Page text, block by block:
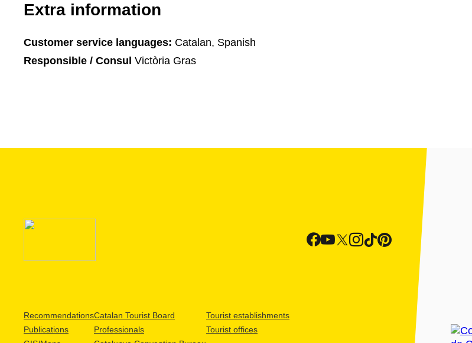
Extra information
Customer service languages: Catalan, Spanish
Responsible / Consul Victòria Gras
Recommendations
Publications
Catalan Tourist Board
Professionals
Tourist establishments
Tourist offices